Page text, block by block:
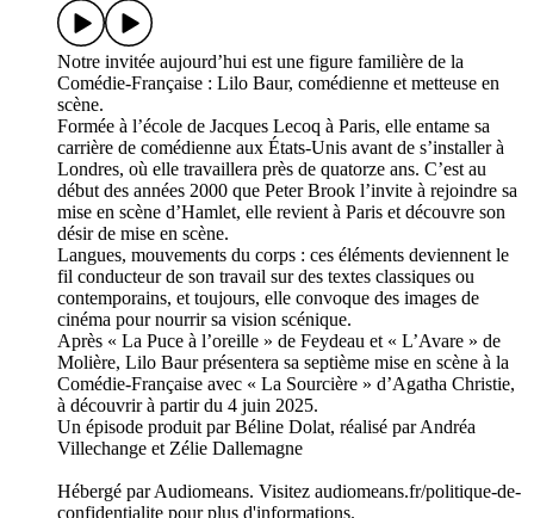
Notre invitée aujourd’hui est une figure familière de la
Comédie-Française : Lilo Baur, comédienne et metteuse en
scène.
Formée à l’école de Jacques Lecoq à Paris, elle entame sa
carrière de comédienne aux États-Unis avant de s’installer à
Londres, où elle travaillera près de quatorze ans. C’est au
début des années 2000 que Peter Brook l’invite à rejoindre sa
mise en scène d’Hamlet, elle revient à Paris et découvre son
désir de mise en scène.
Langues, mouvements du corps : ces éléments deviennent le
fil conducteur de son travail sur des textes classiques ou
contemporains, et toujours, elle convoque des images de
cinéma pour nourrir sa vision scénique.
Après « La Puce à l’oreille » de Feydeau et « L’Avare » de
Molière, Lilo Baur présentera sa septième mise en scène à la
Comédie-Française avec « La Sourcière » d’Agatha Christie,
à découvrir à partir du 4 juin 2025.
Un épisode produit par Béline Dolat, réalisé par Andréa
Villechange et Zélie Dallemagne
Hébergé par Audiomeans. Visitez audiomeans.fr/politique-de-
confidentialite pour plus d'informations.